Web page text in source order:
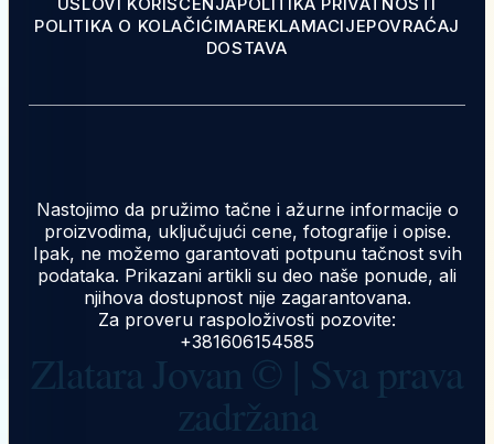
POLITIKA O KOLAČIĆIMAREKLAMACIJEPOVRAĆAJ
DOSTAVA
Nastojimo da pružimo tačne i ažurne informacije o
proizvodima, uključujući cene, fotografije i opise.
Ipak, ne možemo garantovati potpunu tačnost svih
podataka. Prikazani artikli su deo naše ponude, ali
njihova dostupnost nije zagarantovana.
Za proveru raspoloživosti pozovite:
+381606154585
Zlatara Jovan © | Sva prava
zadržana